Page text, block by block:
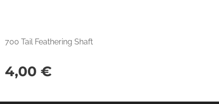
700 Tail Feathering Shaft
4,00 €